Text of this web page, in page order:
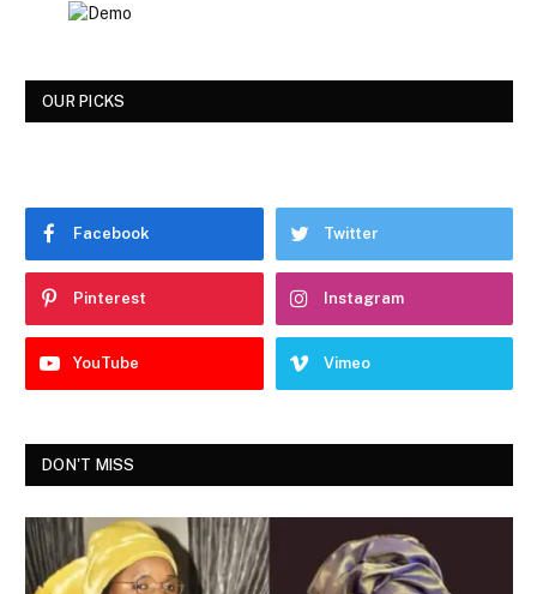
OUR PICKS
Facebook Twitter
Pinterest Instagram
YouTube Vimeo
DON'T MISS